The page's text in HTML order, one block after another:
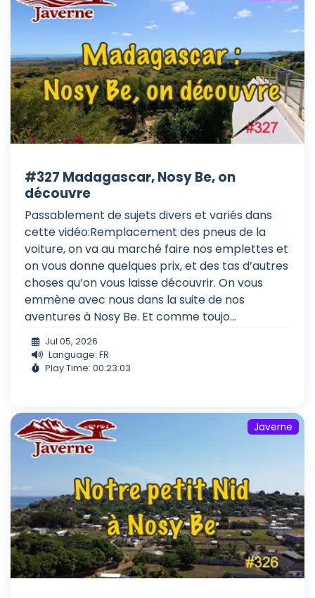
#327 Madagascar, Nosy Be, on
découvre
Passablement de sujets divers et variés dans
cette vidéo:Remplacement des pneus de la
voiture, on va au marché faire nos emplettes et
on vous donne quelques prix, et des tas d’autres
choses qu’on vous laisse découvrir. On vous
emmène avec nous dans la suite de nos
aventures à Nosy Be. Et comme toujo...
Jul 05, 2026
Language: FR
Play Time: 00:23:03
Javerne